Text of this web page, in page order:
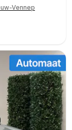
Vennep